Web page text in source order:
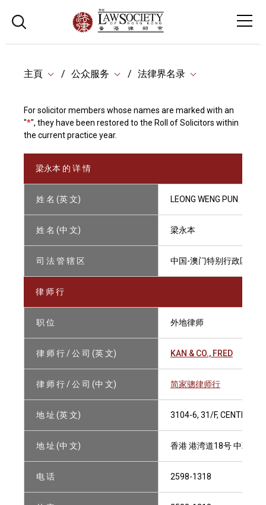
主頁 公众服务 法律界名录
For solicitor members whose names are marked with an
"*", they have been restored to the Roll of Solicitors within
the current practice year.
梁永本 的 详 情
姓 名 (英 文) LEONG WENG PUN
姓 名 (中 文) 梁永本
司 法 管 辖 区 中国-澳门特别行政区(中
律 师 行
职 位 外地律师
律 师 行 / 公 司 (英 文) KAN & CO., FRED
律 师 行 / 公 司 (中 文) 简家骢律师行
地 址 (英 文) 3104-6, 31/F, CENTRAL
地 址 (中 文) 香港 港湾道18号 中环广
电 话 2598-1318